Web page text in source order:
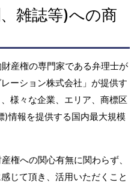
雑誌等)への商
財産権の専門家である弁理士が
ーション株式会社」が提供す
様々な企業、エリア、商標区
情報を提供する国内最大規模
権への関心有無に関わらず、
じて頂き、活用いただくこと